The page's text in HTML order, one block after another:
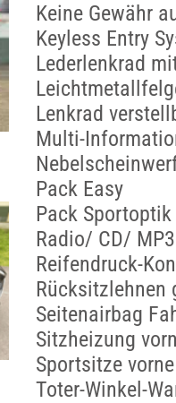
Keine Gewähr
Keyless Entry
Lederlenkrad
Lenkrad
Multi-
Pack Easy
Pack Sportoptik
Radio/ CD/ MP3
Reifendruck-
Rücksitzlehnen
Seitenairbag
Sitzheizung
Sportsitze vorne
Toter-Winkel-